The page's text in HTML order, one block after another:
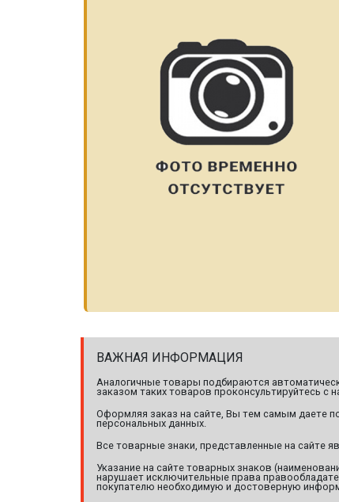
ВАЖНАЯ ИНФОРМАЦИЯ
Аналогичные товары подбираются
заказом таких товаров проконсультируйтесь
Оформляя заказ на сайте, Вы тем самым даете
персональных данных.
Все товарные знаки, представленные на сайте
Указание на сайте товарных знаков
нарушает исключительные права
покупателю необходимую и достоверную